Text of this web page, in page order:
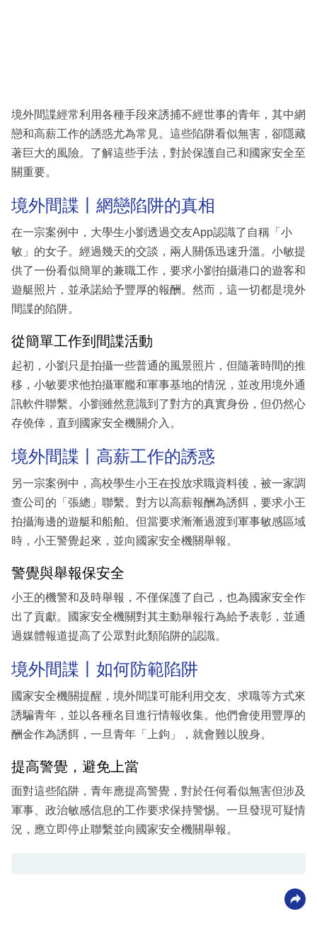
區
境外間諜經常利用各種手段來誘捕不經世事的青年，其中網
戀和高薪工作的誘惑尤為常見。這些陷阱看似無害，卻隱藏
著巨大的風險。了解這些手法，對於保護自己和國家安全至
關重要。
境外間諜丨網戀陷阱的真相
在一宗案例中，大學生小劉透過交友App認識了自稱「小
敏」的女子。經過幾天的交談，兩人關係迅速升溫。小敏提
供了一份看似簡單的兼職工作，要求小劉拍攝港口的遊客和
遊艇照片，並承諾給予豐厚的報酬。然而，這一切都是境外
間諜的陷阱。
從簡單工作到間諜活動
起初，小劉只是拍攝一些普通的風景照片，但隨著時間的推
移，小敏要求他拍攝軍艦和軍事基地的情況，並改用境外通
訊軟件聯繫。小劉雖然意識到了對方的真實身份，但仍然心
存僥倖，直到國家安全機關介入。
境外間諜丨高薪工作的誘惑
另一宗案例中，高校學生小王在投放求職資料後，被一家調
查公司的「張總」聯繫。對方以高薪報酬為誘餌，要求小王
拍攝海邊的遊艇和船舶。但當要求漸漸過渡到軍事敏感區域
時，小王警覺起來，並向國家安全機關舉報。
警覺與舉報保安全
小王的機警和及時舉報，不僅保護了自己，也為國家安全作
出了貢獻。國家安全機關對其主動舉報行為給予表彰，並通
過媒體報道提高了公眾對此類陷阱的認識。
境外間諜丨如何防範陷阱
國家安全機關提醒，境外間諜可能利用交友、求職等方式來
誘騙青年，並以各種名目進行情報收集。他們會使用豐厚的
酬金作為誘餌，一旦青年「上鉤」，就會難以脫身。
提高警覺，避免上當
面對這些陷阱，青年應提高警覺，對於任何看似無害但涉及
軍事、政治敏感信息的工作要求保持警惕。一旦發現可疑情
況，應立即停止聯繫並向國家安全機關舉報。